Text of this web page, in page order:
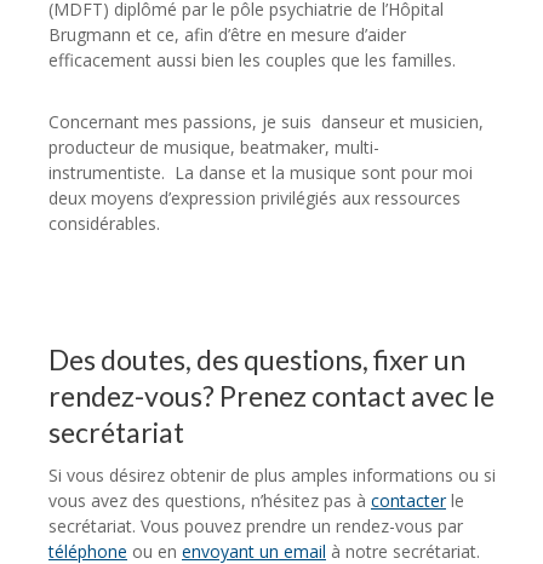
(MDFT) diplômé par le pôle psychiatrie de l’Hôpital
Brugmann et ce, afin d’être en mesure d’aider
efficacement aussi bien les couples que les familles.
Concernant mes passions, je suis danseur et musicien,
producteur de musique, beatmaker, multi-
instrumentiste. La danse et la musique sont pour moi
deux moyens d’expression privilégiés aux ressources
considérables.
Des doutes, des questions, fixer un
rendez-vous? Prenez contact avec le
secrétariat
Si vous désirez obtenir de plus amples informations ou si
vous avez des questions, n’hésitez pas à contacterle
secrétariat. Vous pouvez prendre un rendez-vous par
téléphone ou en envoyant un email à notre secrétariat.